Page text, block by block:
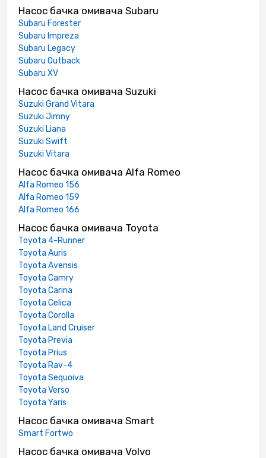
Насос бачка омивача Subaru
Subaru Forester
Subaru Impreza
Subaru Legacy
Subaru Outback
Subaru XV
Насос бачка омивача Suzuki
Suzuki Grand Vitara
Suzuki Jimny
Suzuki Liana
Suzuki Swift
Suzuki Vitara
Насос бачка омивача Alfa Romeo
Alfa Romeo 156
Alfa Romeo 159
Alfa Romeo 166
Насос бачка омивача Toyota
Toyota 4-Runner
Toyota Auris
Toyota Avensis
Toyota Camry
Toyota Carina
Toyota Celica
Toyota Corolla
Toyota Land Cruiser
Toyota Previa
Toyota Prius
Toyota Rav-4
Toyota Sequoiva
Toyota Verso
Toyota Yaris
Насос бачка омивача Smart
Smart Fortwo
Насос бачка омивача Volvo